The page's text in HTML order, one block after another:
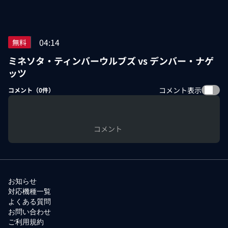
無料 04:14
ミネソタ・ティンバーウルブズ vs デンバー・ナゲ
ッツ
コメント（0件） コメント表示
コメント
お知らせ
対応機種一覧
よくある質問
お問い合わせ
ご利用規約